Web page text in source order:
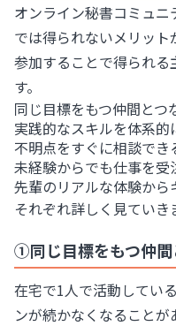
オンライン秘書コミュ
では得られないメリット
参加することで得られ
す。
同じ目標をもつ仲間とつ
実践的なスキルを体系的
不明点をすぐに相談でき
未経験からでも仕事を受
先輩のリアルな体験か
それぞれ詳しく見ていき
①同じ目標をもつ仲間
在宅で1人で活動してい
ンが続かなくなることが